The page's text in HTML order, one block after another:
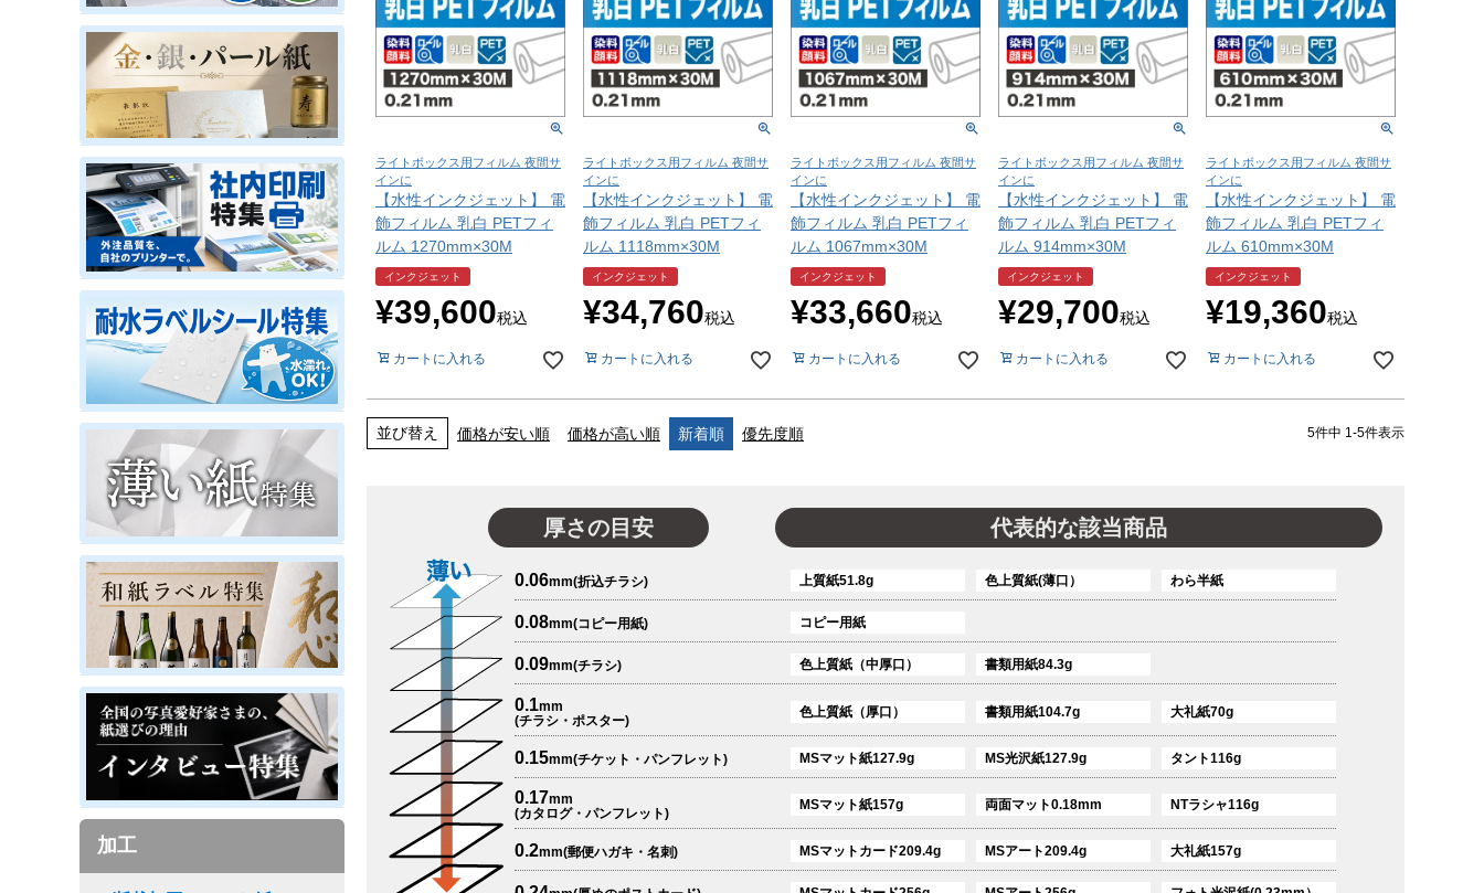
加工
ライトボックス用フィルム 夜間サ
インに
【水性インクジェット】 電
飾フィルム 乳白 PETフィ
ルム 1270mm×30M
インクジェット
¥39,600税込
カートに入れる
ライトボックス用フィルム 夜間サ
インに
【水性インクジェット】 電
飾フィルム 乳白 PETフィ
ルム 1118mm×30M
インクジェット
¥34,760税込
カートに入れる
ライトボックス用フィルム 夜間サ
インに
【水性インクジェット】 電
飾フィルム 乳白 PETフィ
ルム 1067mm×30M
インクジェット
¥33,660税込
カートに入れる
ライトボックス用フィルム 夜間サ
インに
【水性インクジェット】 電
飾フィルム 乳白 PETフィ
ルム 914mm×30M
インクジェット
¥29,700税込
カートに入れる
ライトボックス用フィルム 夜間サ
インに
【水性インクジェット】 電
飾フィルム 乳白 PETフィ
ルム 610mm×30M
インクジェット
¥19,360税込
カートに入れる
並び替え 価格が安い順 価格が高い順 新着順 優先度順 5件中 1-5件表示
厚さの目安 代表的な該当商品
0.06mm(折込チラシ) 上質紙51.8g 色上質紙(薄口） わら半紙
0.08mm(コピー用紙) コピー用紙
0.09mm(チラシ) 色上質紙（中厚口） 書類用紙84.3g
0.1mm
(チラシ・ポスター)
色上質紙（厚口） 書類用紙104.7g 大礼紙70g
0.15mm(チケット・パンフレット) MSマット紙127.9g MS光沢紙127.9g タント116g
0.17mm
(カタログ・パンフレット)
MSマット紙157g 両面マット0.18mm NTラシャ116g
0.2mm(郵便ハガキ・名刺) MSマットカード209.4g MSアート209.4g 大礼紙157g